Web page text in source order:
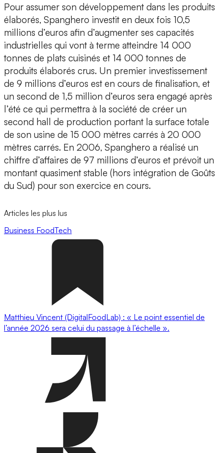
Pour assumer son développement dans les produits
élaborés, Spanghero investit en deux fois 10,5
millions d’euros afin d’augmenter ses capacités
industrielles qui vont à terme atteindre 14 000
tonnes de plats cuisinés et 14 000 tonnes de
produits élaborés crus. Un premier investissement
de 9 millions d’euros est en cours de finalisation, et
un second de 1,5 million d’euros sera engagé après
l’été ce qui permettra à la société de créer un
second hall de production portant la surface totale
de son usine de 15 000 mètres carrés à 20 000
mètres carrés. En 2006, Spanghero a réalisé un
chiffre d’affaires de 97 millions d’euros et prévoit un
montant quasiment stable (hors intégration de Goûts
du Sud) pour son exercice en cours.
Articles les plus lus
Business FoodTech
Matthieu Vincent (DigitalFoodLab) : « Le point essentiel de
l’année 2026 sera celui du passage à l’échelle ».